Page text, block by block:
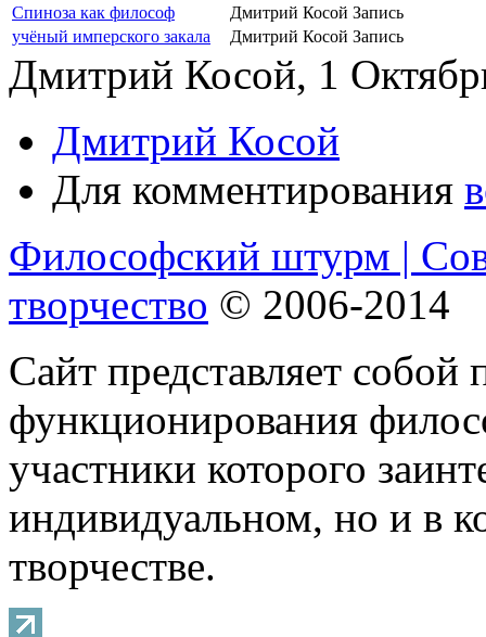
Спиноза как философ
Дмитрий Косой Запись
учёный имперского закала
Дмитрий Косой Запись
Дмитрий Косой, 1
Дмитрий Косой
Для комментирования
Философский штурм |
творчество © 2006-2014
Сайт представляет собой
функционирования
участники которого
индивидуальном, но и в
творчестве.